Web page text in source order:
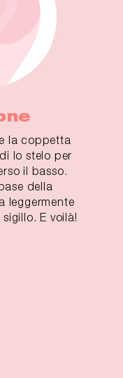
la coppetta
lo stelo per
il basso.
della
leggermente
E voilà!